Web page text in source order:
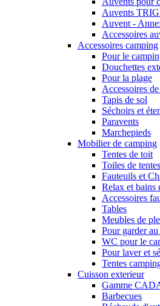
Auvents
Auvent -
Accessoires
Accessoires camping
Pour le
Douchettes
Pour la plage
Accessoires
Tapis de sol
Séchoirs et
Paravents
Marchepieds
Mobilier de camping
Tentes de toit
Toiles de tentes
Fauteuils et
Relax et bains
Accessoires
Tables
Meubles de
Pour garder
WC pour le
Pour laver et
Tentes
Cuisson exterieur
Gamme
Barbecues